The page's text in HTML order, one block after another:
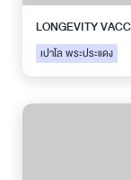
LONGEVITY
เปาโล พระประแดง